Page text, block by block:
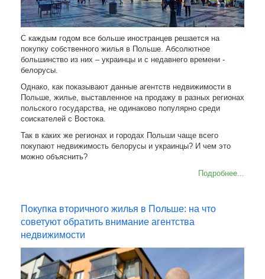
С каждым годом все больше иностранцев решается на
покупку собственного жилья в Польше. Абсолютное
большинство из них – украинцы и с недавнего времени -
белорусы.
Однако, как показывают данные агентств недвижимости в
Польше, жилье, выставленное на продажу в разных регионах
польского государства, не одинаково популярно среди
соискателей с Востока.
Так в каких же регионах и городах Польши чаще всего
покупают недвижимость белорусы и украинцы? И чем это
можно объяснить?
Подробнее...
Покупка вторичного жилья в Польше: на что
советуют обратить внимание агентства
недвижимости